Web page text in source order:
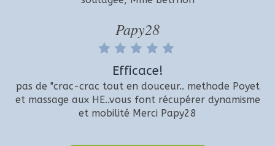
Papy28
Efficace!
pas de "crac-crac tout en douceur.. methode Poyet
et massage aux HE..vous font récupérer dynamisme
et mobilité Merci Papy28